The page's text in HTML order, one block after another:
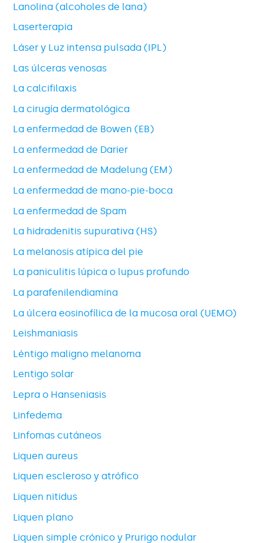
Lanolina (alcoholes de lana)
Laserterapia
Láser y Luz intensa pulsada (IPL)
Las úlceras venosas
La calcifilaxis
La cirugía dermatológica
La enfermedad de Bowen (EB)
La enfermedad de Darier
La enfermedad de Madelung (EM)
La enfermedad de mano-pie-boca
La enfermedad de Spam
La hidradenitis supurativa (HS)
La melanosis atípica del pie
La paniculitis lúpica o lupus profundo
La parafenilendiamina
La úlcera eosinofílica de la mucosa oral (UEMO)
Leishmaniasis
Léntigo maligno melanoma
Lentigo solar
Lepra o Hanseniasis
Linfedema
Linfomas cutáneos
Liquen aureus
Liquen escleroso y atrófico
Liquen nitidus
Liquen plano
Liquen simple crónico y Prurigo nodular